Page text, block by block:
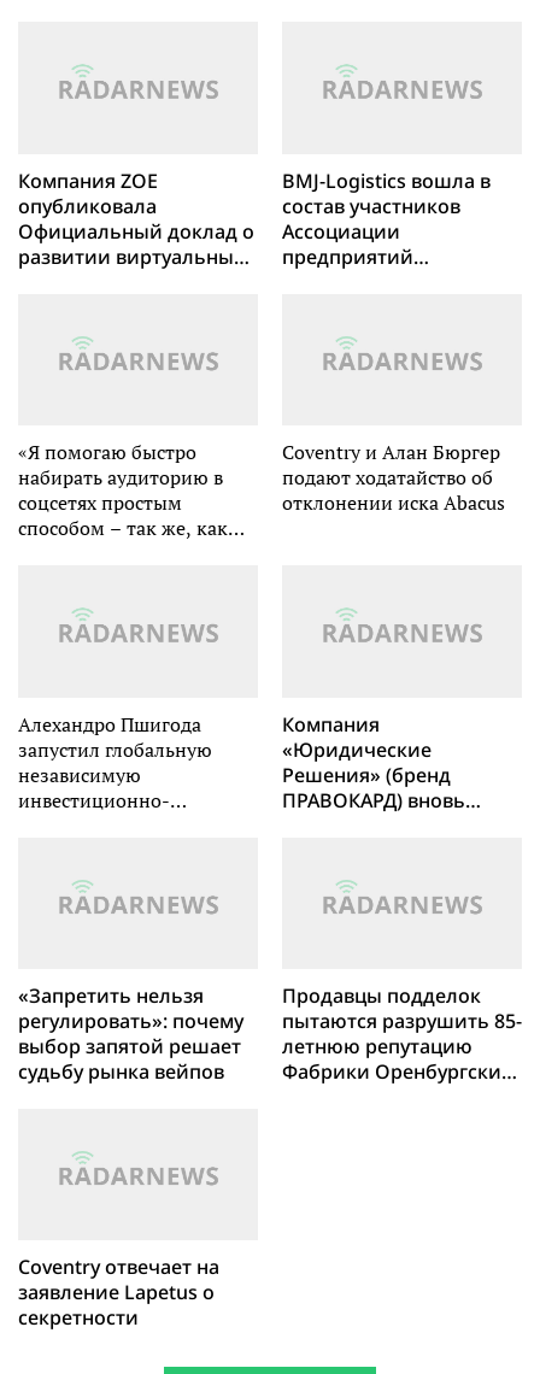
Компания ZOE
опубликовала
Официальный доклад о
развитии виртуальных
Европе
BMJ-Logistics вошла в
состав участников
Ассоциации
предприятий
«Я помогаю быстро
набирать аудиторию в
соцсетях простым
способом – так же, как
Coventry и Алан Бюргер
подают ходатайство об
отклонении иска Abacus
Алехандро Пшигода
запустил глобальную
независимую
инвестиционно-
Компания
«Юридические
Решения» (бренд
ПРАВОКАРД) вновь
оценки «Знак качества»
на уровне А1
«Запретить нельзя
регулировать»: почему
выбор запятой решает
судьбу рынка вейпов
Продавцы подделок
пытаются разрушить 85-
летнюю репутацию
Фабрики Оренбургских
Coventry отвечает на
заявление Lapetus о
секретности